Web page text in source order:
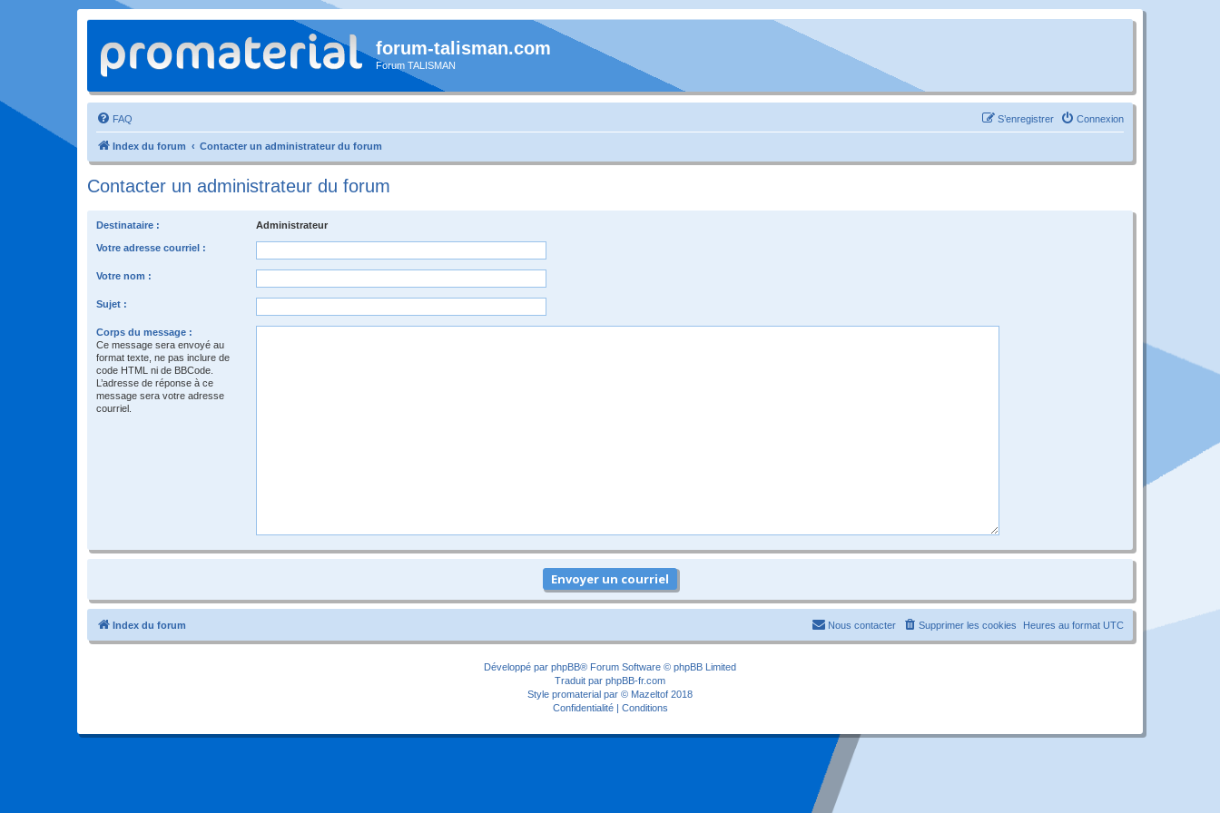
forum-talisman.com
Forum TALISMAN
FAQ Connexion
S’enregistrer
Index du forum Contacter un administrateur du forum
Contacter un administrateur du forum
Destinataire : Administrateur
Votre adresse courriel :
Votre nom :
Sujet :
Corps du message :
Ce message sera envoyé au
format texte, ne pas inclure de
code HTML ni de BBCode.
L’adresse de réponse à ce
message sera votre adresse
courriel.
Index du forum Heures au format UTC
Supprimer les cookies
Nous contacter
Développé par phpBB® Forum Software © phpBB Limited
Traduit par phpBB-fr.com
Style promaterial par © Mazeltof 2018
Confidentialité| Conditions